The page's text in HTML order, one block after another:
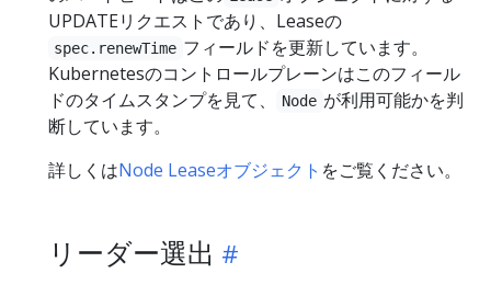
UPDATEリクエストであり、Leaseの
spec.renewTime フィールドを更新しています。
Kubernetesのコントロールプレーンはこのフィール
ドのタイムスタンプを見て、
Node が利用可能かを判
断しています。
詳しくはNode Leaseオブジェクト をご覧ください。
リーダー選出